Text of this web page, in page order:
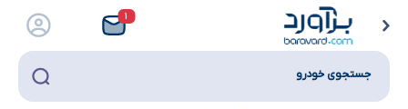
۱
جستجوی خودرو